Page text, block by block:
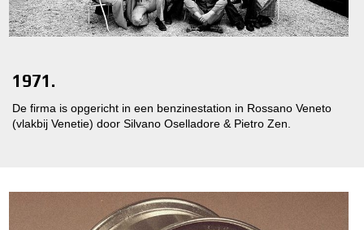
1971.
De firma is opgericht in een benzinestation in Rossano Veneto
(vlakbij Venetie) door Silvano Oselladore & Pietro Zen.